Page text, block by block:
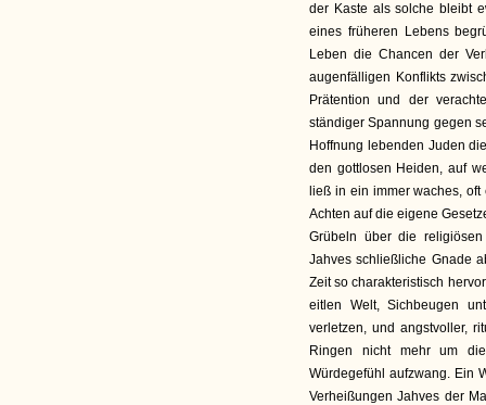
der Kaste als solche bleibt
eines früheren Lebens
Leben die Chancen der
augenfälligen Konflikts
Prätention und der
ständiger Spannung gegen
Hoffnung lebenden Juden
den gottlosen Heiden, auf
ließ in ein immer waches,
Achten auf die eigene
Grübeln über die
Jahves schließliche Gnade
Zeit so charakteristisch
eitlen Welt, Sichbeugen
verletzen, und angstvoller,
Ringen nicht mehr um
Würdegefühl aufzwang. Ein
Verheißungen Jahves der